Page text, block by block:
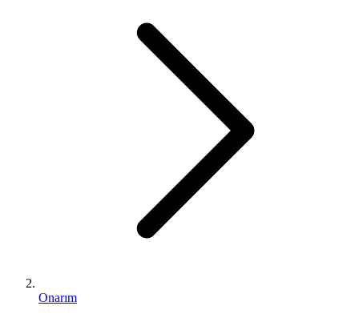
Onarım